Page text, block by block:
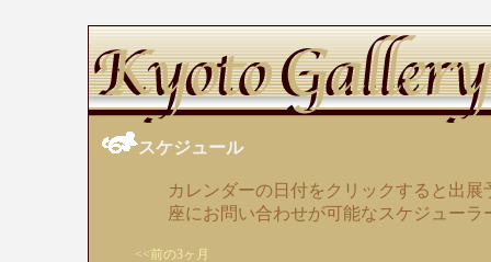
スケジュール
カレンダーの日付をクリックすると出
座にお問い合わせが可能なスケジュー
<<前の3ヶ月